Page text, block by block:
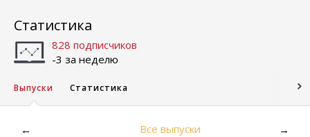
Статистика
828 подписчиков
-3 за неделю
Выпуски Статистика
← Все выпуски →